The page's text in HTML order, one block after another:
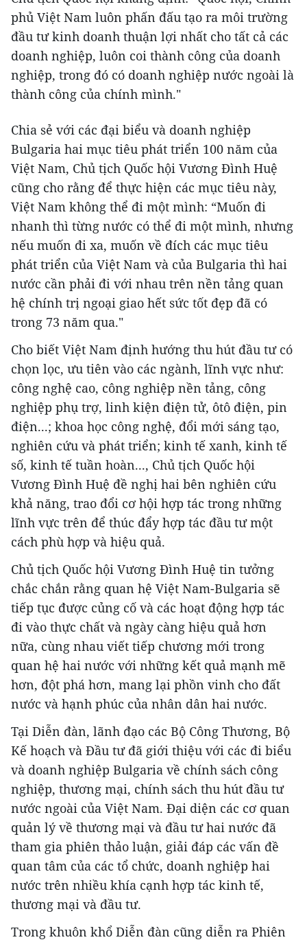
phủ Việt Nam luôn phấn đấu tạo ra môi trường
đầu tư kinh doanh thuận lợi nhất cho tất cả các
doanh nghiệp, luôn coi thành công của doanh
nghiệp, trong đó có doanh nghiệp nước ngoài là
thành công của chính mình."
Chia sẻ với các đại biểu và doanh nghiệp
Bulgaria hai mục tiêu phát triển 100 năm của
Việt Nam, Chủ tịch Quốc hội Vương Đình Huệ
cũng cho rằng để thực hiện các mục tiêu này,
Việt Nam không thể đi một mình: “Muốn đi
nhanh thì từng nước có thể đi một mình, nhưng
nếu muốn đi xa, muốn về đích các mục tiêu
phát triển của Việt Nam và của Bulgaria thì hai
nước cần phải đi với nhau trên nền tảng quan
hệ chính trị ngoại giao hết sức tốt đẹp đã có
trong 73 năm qua."
Cho biết Việt Nam định hướng thu hút đầu tư có
chọn lọc, ưu tiên vào các ngành, lĩnh vực như:
công nghệ cao, công nghiệp nền tảng, công
nghiệp phụ trợ, linh kiện điện tử, ôtô điện, pin
điện...; khoa học công nghệ, đổi mới sáng tạo,
nghiên cứu và phát triển; kinh tế xanh, kinh tế
số, kinh tế tuần hoàn..., Chủ tịch Quốc hội
Vương Đình Huệ đề nghị hai bên nghiên cứu
khả năng, trao đổi cơ hội hợp tác trong những
lĩnh vực trên để thúc đẩy hợp tác đầu tư một
cách phù hợp và hiệu quả.
Chủ tịch Quốc hội Vương Đình Huệ tin tưởng
chắc chắn rằng quan hệ Việt Nam-Bulgaria sẽ
tiếp tục được củng cố và các hoạt động hợp tác
đi vào thực chất và ngày càng hiệu quả hơn
nữa, cùng nhau viết tiếp chương mới trong
quan hệ hai nước với những kết quả mạnh mẽ
hơn, đột phá hơn, mang lại phồn vinh cho đất
nước và hạnh phúc của nhân dân hai nước.
Tại Diễn đàn, lãnh đạo các Bộ Công Thương, Bộ
Kế hoạch và Đầu tư đã giới thiệu với các đi biểu
và doanh nghiệp Bulgaria về chính sách công
nghiệp, thương mại, chính sách thu hút đầu tư
nước ngoài của Việt Nam. Đại diện các cơ quan
quản lý về thương mại và đầu tư hai nước đã
tham gia phiên thảo luận, giải đáp các vấn đề
quan tâm của các tổ chức, doanh nghiệp hai
nước trên nhiều khía cạnh hợp tác kinh tế,
thương mại và đầu tư.
Trong khuôn khổ Diễn đàn cũng diễn ra Phiên